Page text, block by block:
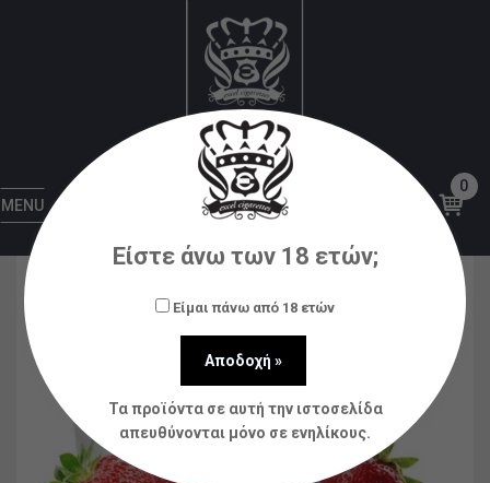
MENU
0
Υγρά αναπλήρωσης (flavorshots)
Mad Juice – Granny’s Milk 20ml/100ml
bottle flavor
Είστε άνω των 18 ετών;
Είμαι πάνω από 18 ετών
Τα προϊόντα σε αυτή την ιστοσελίδα
απευθύνονται μόνο σε ενηλίκους.